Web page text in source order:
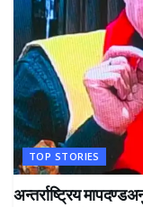
TOP STORIES
अन्तर्राष्ट्रिय